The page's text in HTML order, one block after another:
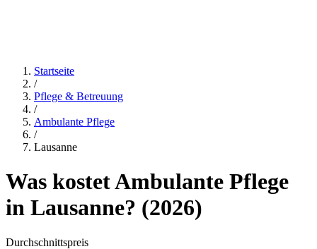
Startseite
/
Pflege & Betreuung
/
Ambulante Pflege
/
Lausanne
Was kostetAmbulante Pflege
in Lausanne? (2026)
Durchschnittspreis